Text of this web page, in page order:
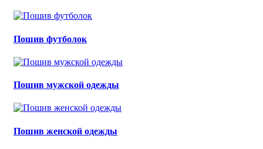
Пошив футболок
Пошив мужской одежды
Пошив женской одежды